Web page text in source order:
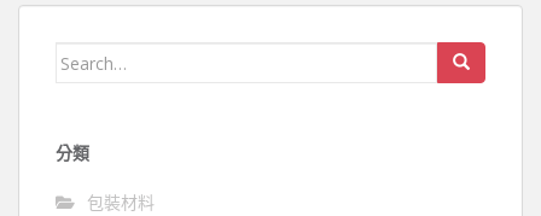
Search
分類
包裝材料